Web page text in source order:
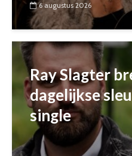
6 augustus 2026
Ray Slagter
dagelijkse
single